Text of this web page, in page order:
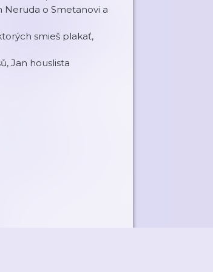
Neruda o Smetanovi a
smieš plakať,
Jan houslista